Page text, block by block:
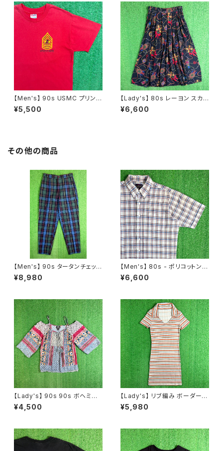
【Men's】 90s USMC プリント
Tシャツ / アメリカ製 USA製 9
0年代 ティーシャツ T-Shirt 古
¥5,500
【Lady's】 80s レーヨン スカ
ーフ柄 スカート / 80年代 古着
レディース 総柄 2266
¥6,600
その他の商品
【Men's】 90s タータンチェック
テーパード パンツ / 90年代 古
着 トラウザーパンツ チェックパ
¥8,980
【Men's】 80s - ポリコットン
チェック シャツ / 80年代 古着
半袖 メンズ 2280
¥6,600
【Lady's】 90s 90s ボヘミア
ン パッチワーク柄 レース プルオ
ーバー トップス / 90年代 半袖
¥4,500
【Lady's】 リブ編み ボーダー
スキッパー ワンピース / 古着 ワ
ンピ 半袖 2262
¥5,980